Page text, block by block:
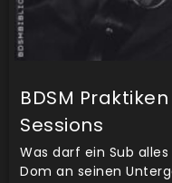
BDSM
Sessions
Was darf ein Sub
Dom an seinen